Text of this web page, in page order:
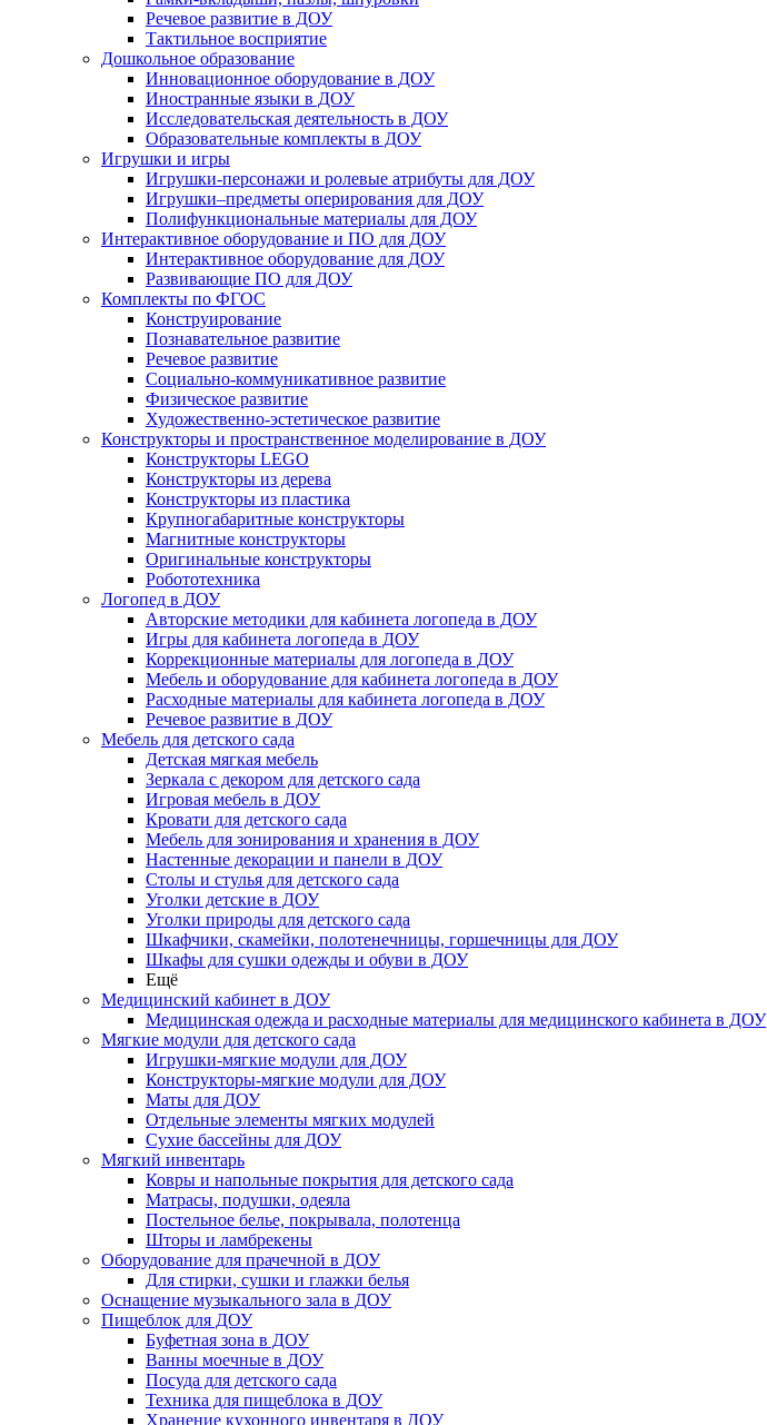
Речевое развитие в ДОУ
Тактильное восприятие
Дошкольное образование
Инновационное оборудование в ДОУ
Иностранные языки в ДОУ
Исследовательская деятельность в ДОУ
Образовательные комплекты в ДОУ
Игрушки и игры
Игрушки-персонажи и ролевые атрибуты для ДОУ
Игрушки–предметы оперирования для ДОУ
Полифункциональные материалы для ДОУ
Интерактивное оборудование и ПО для ДОУ
Интерактивное оборудование для ДОУ
Развивающие ПО для ДОУ
Комплекты по ФГОС
Конструирование
Познавательное развитие
Речевое развитие
Социально-коммуникативное развитие
Физическое развитие
Художественно-эстетическое развитие
Конструкторы и пространственное моделирование в ДОУ
Конструкторы LEGO
Конструкторы из дерева
Конструкторы из пластика
Крупногабаритные конструкторы
Магнитные конструкторы
Оригинальные конструкторы
Робототехника
Логопед в ДОУ
Авторские методики для кабинета логопеда в ДОУ
Игры для кабинета логопеда в ДОУ
Коррекционные материалы для логопеда в ДОУ
Мебель и оборудование для кабинета логопеда в ДОУ
Расходные материалы для кабинета логопеда в ДОУ
Речевое развитие в ДОУ
Мебель для детского сада
Детская мягкая мебель
Зеркала с декором для детского сада
Игровая мебель в ДОУ
Кровати для детского сада
Мебель для зонирования и хранения в ДОУ
Настенные декорации и панели в ДОУ
Столы и стулья для детского сада
Уголки детские в ДОУ
Уголки природы для детского сада
Шкафчики, скамейки, полотенечницы, горшечницы для ДОУ
Шкафы для сушки одежды и обуви в ДОУ
Ещё
Медицинский кабинет в ДОУ
Медицинская одежда и расходные материалы для медицинского кабинета в ДОУ
Мягкие модули для детского сада
Игрушки-мягкие модули для ДОУ
Конструкторы-мягкие модули для ДОУ
Маты для ДОУ
Отдельные элементы мягких модулей
Сухие бассейны для ДОУ
Мягкий инвентарь
Ковры и напольные покрытия для детского сада
Матрасы, подушки, одеяла
Постельное белье, покрывала, полотенца
Шторы и ламбрекены
Оборудование для прачечной в ДОУ
Для стирки, сушки и глажки белья
Оснащение музыкального зала в ДОУ
Пищеблок для ДОУ
Буфетная зона в ДОУ
Ванны моечные в ДОУ
Посуда для детского сада
Техника для пищеблока в ДОУ
Хранение кухонного инвентаря в ДОУ